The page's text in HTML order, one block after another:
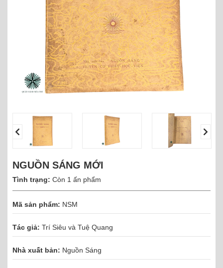
NGUỒN SÁNG MỚI
Tình trạng: Còn 1 ấn phẩm
Mã sản phẩm: NSM
Tác giả: Trí Siêu và Tuệ Quang
Nhà xuất bản: Nguồn Sáng